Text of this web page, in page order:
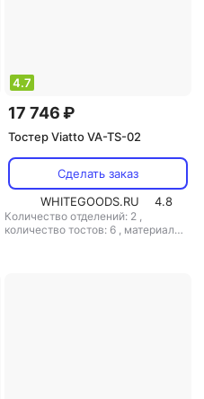
4.7
17 746 ₽
Тостер Viatto VA-TS-02
Сделать заказ
WHITEGOODS.RU
4.8
Количество отделений: 2 ,
количество тостов: 6 , материал